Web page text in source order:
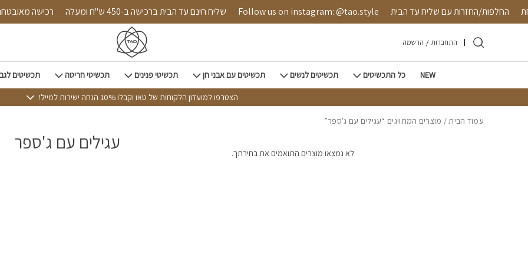
Skip to Contentהחלפות/החזרות עם שליח עד הבית Follow us on instagram: @tao.style שליח חינם עד הבית ברכישה ב-450 ש"ח ומעלה רכישה
התחברות / הרשמה
NEW כל התכשיטים תכשיטים לנשים תכשיטים עם אבני חן תכשיטי פנינים תכשיטי חריטה תכשיטים
הצטרפו למועדון הלקוחות של טאו וקבלו 10% הנחה ישירות למייל!
עמוד הבית/ מוצרים המתויגים “עגילים עם ג'ספר”
עגילים עם ג'ספר לא נמצאו מוצרים התואמים את בחירתך.
בחזרה למעלה